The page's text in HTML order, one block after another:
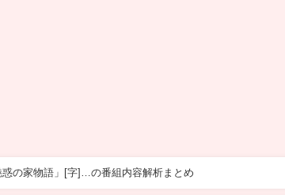
の家物語」[字]…の番組内容解析まとめ